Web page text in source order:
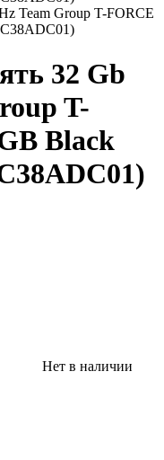
32 Gb
T-
Black
Нет в наличии